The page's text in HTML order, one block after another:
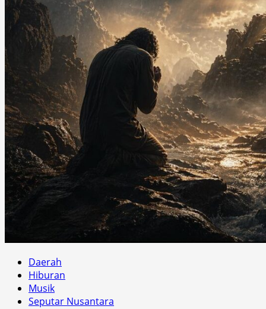
Daerah
Hiburan
Musik
Seputar Nusantara